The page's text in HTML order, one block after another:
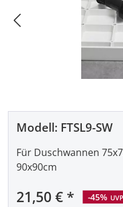
Modell: FTSL9-SW
Verkaufspreis:
21,50 € -45% UVP
Für Duschwannen
90x90cm